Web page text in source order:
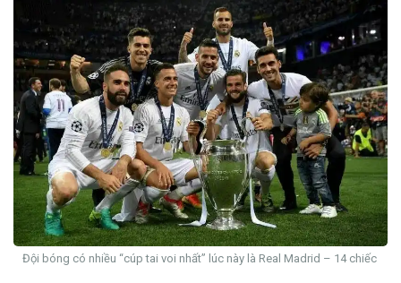
Đội bóng có nhiều “cúp tai voi nhất” lúc này là Real Madrid – 14 chiếc